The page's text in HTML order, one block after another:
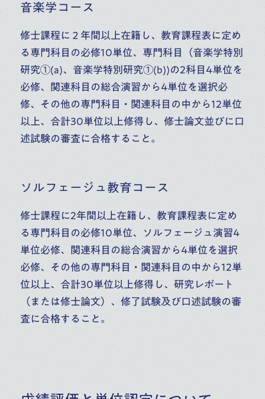
音楽学コース
修士課程に２年間以上在籍し、教育課程表に定め
る専門科目の必修10単位、専門科目（音楽学特別
研究①(a)、音楽学特別研究①(b))の2科目4単位を
必修、関連科目の総合演習から4単位を選択必
修、その他の専門科目・関連科目の中から12単位
以上、合計30単位以上修得し、修士論文並びに口
述試験の審査に合格すること。
ソルフェージュ教育コース
修士課程に2年間以上在籍し、教育課程表に定め
る専門科目の必修10単位、ソルフェージュ演習4
単位必修、関連科目の総合演習から4単位を選択
必修、その他の専門科目・関連科目の中から12単
位以上、合計30単位以上修得し、研究レポート
（または修士論文）、修了試験及び口述試験の審
査に合格すること。